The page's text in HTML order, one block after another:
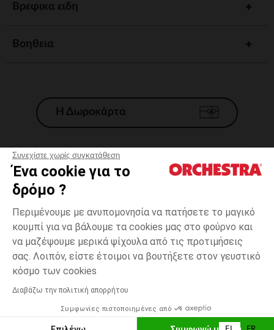
Συνεχίστε χωρίς συγκατάθεση
Ένα cookie για το
δρόμο ?
Περιμένουμε με ανυπομονησία να πατήσετε το μαγικό
κουμπί για να βάλουμε τα cookies μας στο φούρνο και
να μαζέψουμε μερικά ψίχουλα από τις προτιμήσεις
σας. Λοιπόν, είστε έτοιμοι να βουτήξετε στον γευστικό
κόσμο των cookies
Διαβάζω την πολιτική απορρήτου
Συμφωνίες πιστοποιημένες από
Ροζ
6
Δυνατότητα πληρωμής με
ΕΠΙΛΟΓΗ ΜΕΓΕΘΟΥΣ
Βρεφικα ειδη
Βοηθεια
Η Δωροκάρτα
Γενικοί 'Οροι Πώλησης
*Εμπορικες προσφορες
Προσωπικά δεδομένα
Διαχείρηση των cookies
Προσβασιμότητα: μη συμμορφούμενη
H Orchestra συμμετέχει στον κωδικά δεοντολογίας και στο σύστημα
μεσολάβησης της Γαλλικής Ομοσπονδίας Ηλεκτρονικού Εμπορίου.